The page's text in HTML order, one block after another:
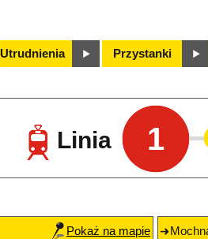
Utrudnienia Przystanki
Linia 1
Pokaż na mapie